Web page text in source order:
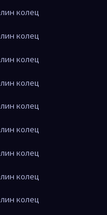
колец
колец
колец
колец
колец
колец
колец
колец
колец